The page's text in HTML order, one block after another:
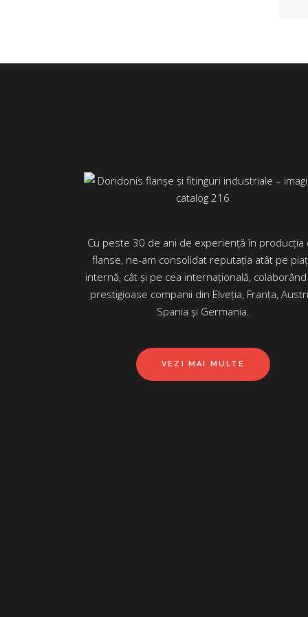
Cu peste 30 de ani de experiență în producția
flanse, ne-am consolidat reputația atât pe
internă, cât și pe cea internațională,
prestigioase companii din Elveția, Franța,
Spania și Germania.
VEZI MAI MULTE